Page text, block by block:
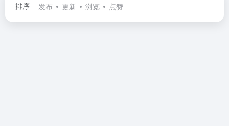
排序 发布 更新 浏览 点赞